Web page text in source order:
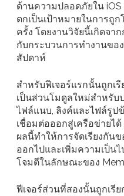
ด้านความปลอดภัยใน iOS
ตกเป็นเป้าหมายในการถู
ครั้ง โดยงานวิจัยนี้เกิดจา
กับกระบวนการทำงานของ
สัปดาห์
สำหรับฟีเจอร์แรกนั้นถูกเ
เป็นส่วนโมดูลใหม่สำหรับ
ไฟล์แนบ, ลิงค์และไฟล์รูป
เชื่อมต่อออกสู่เครือข่ายไ
ผลนี้ทำให้การจัดเรียงกัน
ออกไปและเพิ่มความเป็น
โจมตีในลักษณะของ
ฟีเจอร์ส่วนที่สองนั้นถูกเรีย